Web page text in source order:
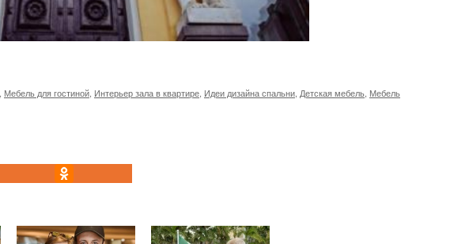
Мебель для гостиной Интерьер зала в квартире Идеи дизайна спальни Детская мебель Мебель